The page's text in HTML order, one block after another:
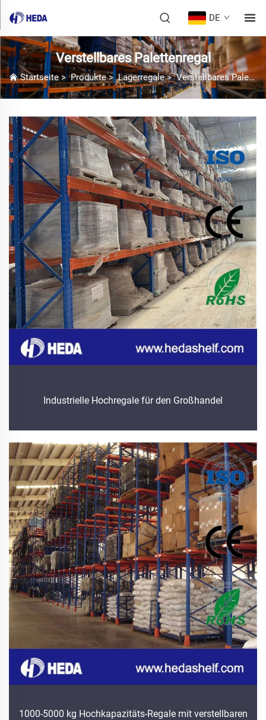
DE
Verstellbares Palettenregal
Startseite>Produkte>Lagerregale>Verstellbares Palettenregal
Industrielle Hochregale für den Großhandel
1000-5000 kg Hochkapazitäts-Regale mit verstellbaren